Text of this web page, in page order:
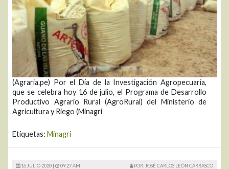
(Agraria.pe) Por el Día de la Investigación Agropecuaria,
que se celebra hoy 16 de julio, el Programa de Desarrollo
Productivo Agrario Rural (AgroRural) del Ministerio de
Agricultura y Riego (Minagri
Etiquetas: Minagri
16 JULIO 2020 | 09:27 AM POR: JOSÉ CARLOS LEÓN CARRASCO